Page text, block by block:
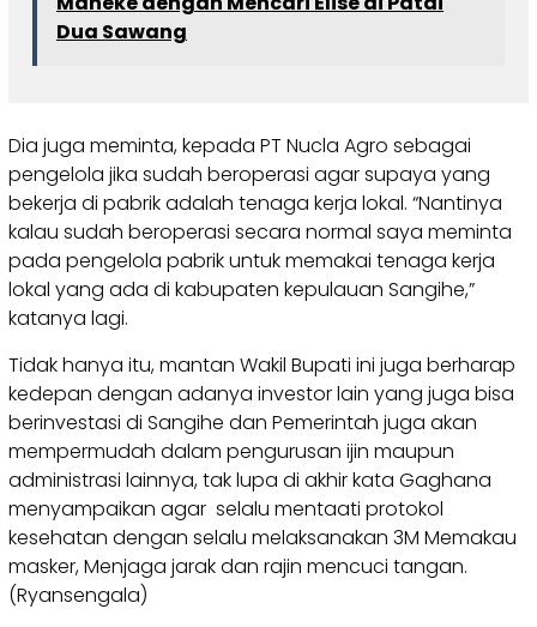
Dua Sawang
Dia juga meminta, kepada PT Nucla Agro sebagai
pengelola jika sudah beroperasi agar supaya yang
bekerja di pabrik adalah tenaga kerja lokal. “Nantinya
kalau sudah beroperasi secara normal saya meminta
pada pengelola pabrik untuk memakai tenaga kerja
lokal yang ada di kabupaten kepulauan Sangihe,”
katanya lagi.
Tidak hanya itu, mantan Wakil Bupati ini juga berharap
kedepan dengan adanya investor lain yang juga bisa
berinvestasi di Sangihe dan Pemerintah juga akan
mempermudah dalam pengurusan ijin maupun
administrasi lainnya, tak lupa di akhir kata Gaghana
menyampaikan agar selalu mentaati protokol
kesehatan dengan selalu melaksanakan 3M Memakau
masker, Menjaga jarak dan rajin mencuci tangan.
(Ryansengala)